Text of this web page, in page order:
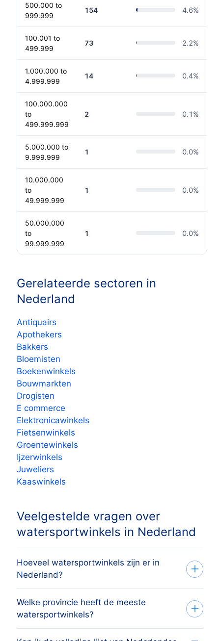
500.000 to
999.999
154 4.6%
100.001 to
499.999
73 2.2%
1.000.000 to
4.999.999
14 0.4%
100.000.000
to
499.999.999
2 0.1 %
5.000.000 to
9.999.999
1 0.0%
10.000.000
to
49.999.999
1 0.0%
50.000.000
to
99.999.999
1 0.0%
Gerelateerde sectoren in
Nederland
Antiquairs
Apothekers
Bakkers
Bloemisten
Boekenwinkels
Bouwmarkten
Drogisten
E commerce
Elektronicawinkels
Fietsenwinkels
Groentewinkels
Ijzerwinkels
Juweliers
Kaaswinkels
Veelgestelde vragen over
watersportwinkels in Nederland
Hoeveel watersportwinkels zijn er in
Nederland?
Het overzicht bevat 3.340 actieve
watersportwinkels verspreid over alle 12
provincies, afkomstig uit het
Welke provincie heeft de meeste
watersportwinkels?